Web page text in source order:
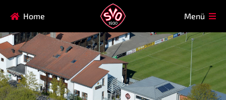
Home Menü
Navigation
überspringen
HAUPTVEREIN
MITGLIEDSCHAFT
FAQ
Navigation
überspringen
AIKIDO
EISSTOCK
FITNESSKURSE
FUSSBALL